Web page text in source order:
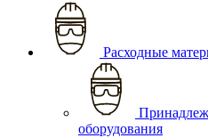
Расходные
оборудования